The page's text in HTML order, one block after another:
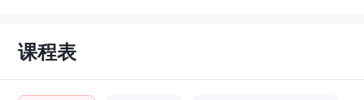
课程表